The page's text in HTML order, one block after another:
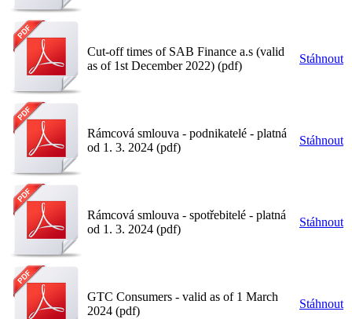
Cut-off times of SAB Finance a.s (valid
as of 1st December 2022) (pdf)
Stáhnout
Rámcová smlouva - podnikatelé - platná
od 1. 3. 2024 (pdf)
Stáhnout
Rámcová smlouva - spotřebitelé - platná
od 1. 3. 2024 (pdf)
Stáhnout
GTC Consumers - valid as of 1 March
2024 (pdf)
Stáhnout